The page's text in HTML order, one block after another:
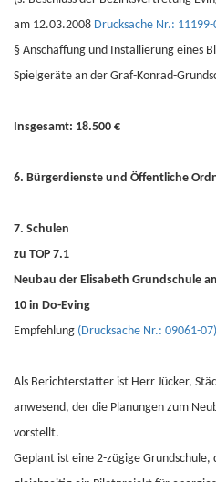
am 12.03.2008 Drucksache Nr.: 11199-
§ Anschaffung und Installierung eines
Spielgeräte an der Graf-Konrad-
Insgesamt: 18.500 €
6. Bürgerdienste und Öffentliche
7. Schulen
zu TOP 7.1
Neubau der Elisabeth Grundschule
10 in Do-Eving
Empfehlung (Drucksache Nr.: 09061-07)
Als Berichterstatter ist Herr Jücker,
anwesend, der die Planungen zum
vorstellt.
Geplant ist eine 2-zügige